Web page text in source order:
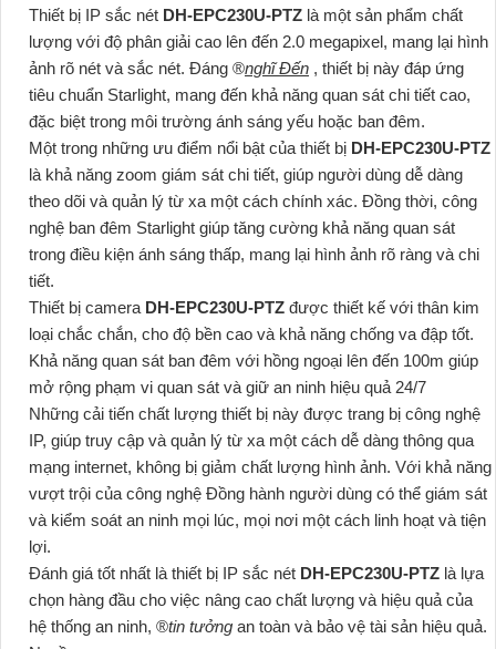
Thiết bị IP sắc nét DH-EPC230U-PTZ là một sản phẩm chất
lượng với độ phân giải cao lên đến 2.0 megapixel, mang lại hình
ảnh rõ nét và sắc nét. Đáng ®️nghĩ Đến , thiết bị này đáp ứng
tiêu chuẩn Starlight, mang đến khả năng quan sát chi tiết cao,
đặc biệt trong môi trường ánh sáng yếu hoặc ban đêm.
Một trong những ưu điểm nổi bật của thiết bị DH-EPC230U-PTZ
là khả năng zoom giám sát chi tiết, giúp người dùng dễ dàng
theo dõi và quản lý từ xa một cách chính xác. Đồng thời, công
nghệ ban đêm Starlight giúp tăng cường khả năng quan sát
trong điều kiện ánh sáng thấp, mang lại hình ảnh rõ ràng và chi
tiết.
Thiết bị camera DH-EPC230U-PTZ được thiết kế với thân kim
loại chắc chắn, cho độ bền cao và khả năng chống va đập tốt.
Khả năng quan sát ban đêm với hồng ngoại lên đến 100m giúp
mở rộng phạm vi quan sát và giữ an ninh hiệu quả 24/7
Những cải tiến chất lượng thiết bị này được trang bị công nghệ
IP, giúp truy cập và quản lý từ xa một cách dễ dàng thông qua
mạng internet, không bị giảm chất lượng hình ảnh. Với khả năng
vượt trội của công nghệ Đồng hành người dùng có thể giám sát
và kiểm soát an ninh mọi lúc, mọi nơi một cách linh hoạt và tiện
lợi.
Đánh giá tốt nhất là thiết bị IP sắc nét DH-EPC230U-PTZ là lựa
chọn hàng đầu cho việc nâng cao chất lượng và hiệu quả của
hệ thống an ninh, ®️tin tưởng an toàn và bảo vệ tài sản hiệu quả.